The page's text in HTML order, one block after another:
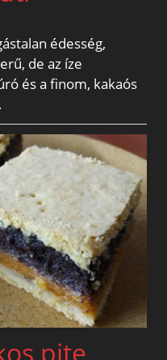
édesség,
de az íze
és a finom, kakaós
pite